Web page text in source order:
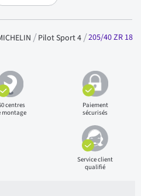
Pilot Sport 4 205/40 ZR 18
centres
montage
Paiement
sécurisés
Service client
qualifié